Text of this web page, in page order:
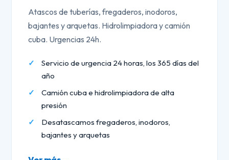
Atascos de tuberías, fregaderos, inodoros,
bajantes y arquetas. Hidrolimpiadora y camión
cuba. Urgencias 24h.
Servicio de urgencia 24 horas, los 365 días del
año
Camión cuba e hidrolimpiadora de alta
presión
Desatascamos fregaderos, inodoros,
bajantes y arquetas